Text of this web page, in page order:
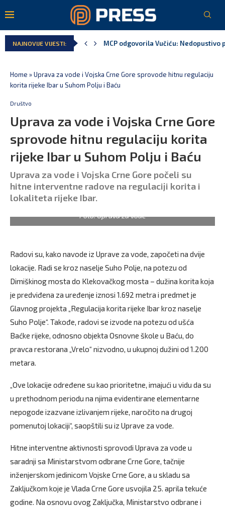
NAJNOVIJE VIJESTI:
MCP odgovorila Vučiću:
Home »Uprava za vode i Vojska Crne Gore sprovode hitnu regulaciju
korita rijeke Ibar u Suhom Polju i Baću
Društvo
Uprava za vode i Vojska Crne Gore
sprovode hitnu regulaciju korita
rijeke Ibar u Suhom Polju i Baću
Uprava za vode i Vojska Crne Gore počeli su
hitne interventne radove na regulaciji korita i
lokaliteta rijeke Ibar.
Foto: Uprava za vode
Radovi su, kako navode iz Uprave za vode, započeti na dvije
lokacije. Radi se kroz naselje Suho Polje, na potezu od
Dimiškinog mosta do Klekovačkog mosta – dužina korita koja
je predviđena za uređenje iznosi 1.692 metra i predmet je
Glavnog projekta „Regulacija korita rijeke Ibar kroz naselje
Suho Polje“. Takođe, radovi se izvode na potezu od ušća
Baćke rijeke, odnosno objekta Osnovne škole u Baću, do
pravca restorana „Vrelo“ nizvodno, u ukupnoj dužini od 1.200
metara.
„Ove lokacije određene su kao prioritetne, imajući u vidu da su
u prethodnom periodu na njima evidentirane elementarne
nepogode izazvane izlivanjem rijeke, naročito na drugoj
pomenutoj lokaciji“, saopštili su iz Uprave za vode.
Hitne interventne aktivnosti sprovodi Uprava za vode u
saradnji sa Ministarstvom odbrane Crne Gore, tačnije
inženjerskom jedinicom Vojske Crne Gore, a u skladu sa
Zaključkom koje je Vlada Crne Gore usvojila 25. aprila tekuće
godine. Na osnovu ovog Zaključka, Ministarstvo odbrane i